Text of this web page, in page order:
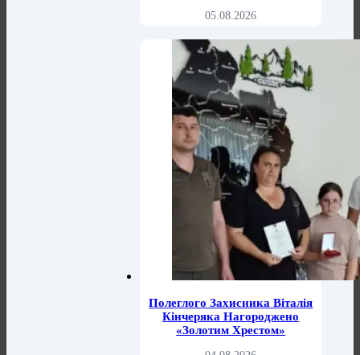
05.08.2026
Полеглого Захисника Віталія
Кінчеряка Нагороджено
«Золотим Хрестом»